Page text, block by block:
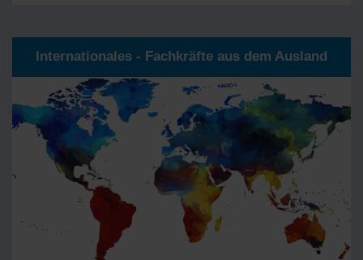
Internationales - Fachkräfte aus dem Ausland